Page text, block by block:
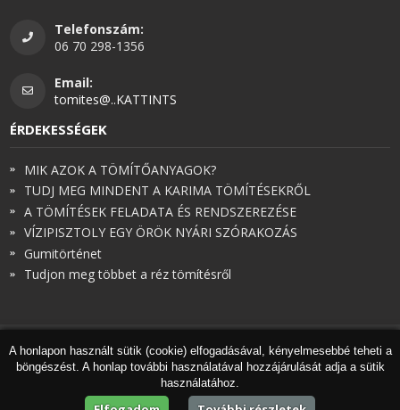
Telefonszám:
06 70 298-1356
Email:
tomites@..KATTINTS
ÉRDEKESSÉGEK
MIK AZOK A TÖMÍTŐANYAGOK?
TUDJ MEG MINDENT A KARIMA TÖMÍTÉSEKRŐL
A TÖMÍTÉSEK FELADATA ÉS RENDSZEREZÉSE
VÍZIPISZTOLY EGY ÖRÖK NYÁRI SZÓRAKOZÁS
Gumitörténet
Tudjon meg többet a réz tömítésről
© Török és Társai 2026 - Minden jog fenntartva
Honlapkészítés
, webdesign,keresőoptimalizálás
Expedient
Marketing tanácsadónk aMarketing Professzorok Kft.
A honlapon használt sütik (cookie) elfogadásával, kényelmesebbé teheti a
böngészést. A honlap további használatával hozzájárulását adja a sütik
használatához.